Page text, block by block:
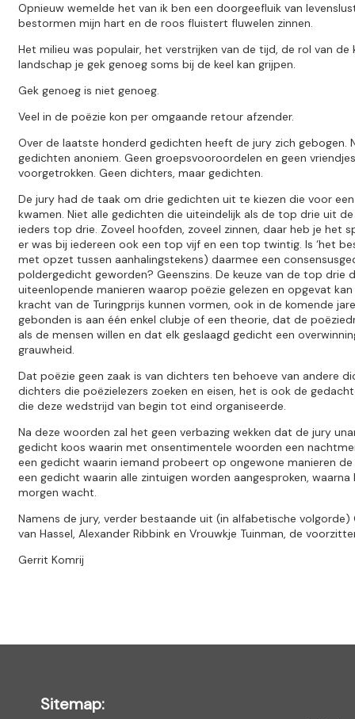
Opnieuw wemelde het van ik ben een doorgeefluik van
bestormen mijn hart en de roos fluistert fluwelen zinnen.
Het milieu was populair, het verstrijken van de tijd, de rol van de
landschap je gek genoeg soms bij de keel kan grijpen.
Gek genoeg is niet genoeg.
Veel in de poëzie kon per omgaande retour afzender.
Over de laatste honderd gedichten heeft de jury zich gebogen.
gedichten anoniem. Geen groepsvooroordelen en geen
voorgetrokken. Geen dichters, maar gedichten.
De jury had de taak om drie gedichten uit te kiezen die voor
kwamen. Niet alle gedichten die uiteindelijk als de top drie uit
ieders top drie. Zoveel hoofden, zoveel zinnen, daar heb je het
er was bij iedereen ook een top vijf en een top twintig. Is ‘het
met opzet tussen aanhalingstekens) daarmee een
poldergedicht geworden? Geenszins. De keuze van de top drie
uiteenlopende manieren waarop poëzie gelezen en opgevat
kracht van de Turingprijs kunnen vormen, ook in de komende
gebonden is aan één enkel clubje of een theorie, dat de
als de mensen willen en dat elk geslaagd gedicht een
grauwheid.
Dat poëzie geen zaak is van dichters ten behoeve van andere
dichters die poëzielezers zoeken en eisen, het is ook de
die deze wedstrijd van begin tot eind organiseerde.
Na deze woorden zal het geen verbazing wekken dat de jury
gedicht koos waarin met onsentimentele woorden een
een gedicht waarin iemand probeert op ongewone manieren
een gedicht waarin alle zintuigen worden aangesproken, waarna
morgen wacht.
Namens de jury, verder bestaande uit (in alfabetische volgorde)
van Hassel, Alexander Ribbink en Vrouwkje Tuinman, de
Gerrit Komrij
Sitemap: